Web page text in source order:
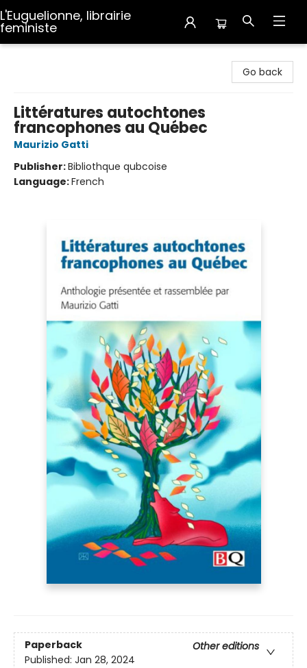
L'Euguelionne, librairie
feministe
Go back
Littératures autochtones
francophones au Québec
Maurizio Gatti
Publisher:Bibliothque qubcoise
Language:French
Paperback
Other editions
Published: Jan 28, 2024